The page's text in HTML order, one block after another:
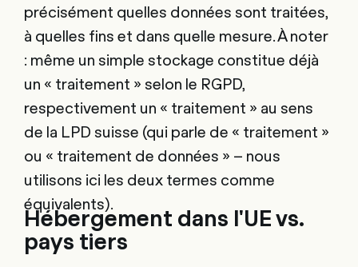
précisément quelles données sont traitées,
à quelles fins et dans quelle mesure. À noter
: même un simple stockage constitue déjà
un « traitement » selon le RGPD,
respectivement un « traitement » au sens
de la LPD suisse (qui parle de « traitement »
ou « traitement de données » – nous
utilisons ici les deux termes comme
équivalents).
Hébergement dans l'UE vs.
pays tiers